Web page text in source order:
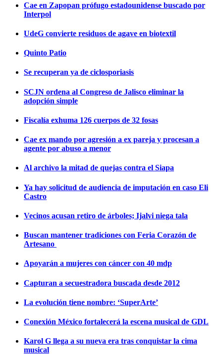
Cae en Zapopan prófugo estadounidense buscado por
Interpol
UdeG convierte residuos de agave en biotextil
Quinto Patio
Se recuperan ya de ciclosporiasis
SCJN ordena al Congreso de Jalisco eliminar la
adopción simple
Fiscalía exhuma 126 cuerpos de 32 fosas
Cae ex mando por agresión a ex pareja y procesan a
agente por abuso a menor
Al archivo la mitad de quejas contra el Siapa
Ya hay solicitud de audiencia de imputación en caso Eli
Castro
Vecinos acusan retiro de árboles; Ijalvi niega tala
Buscan mantener tradiciones con Feria Corazón de
Artesano
Apoyarán a mujeres con cáncer con 40 mdp
Capturan a secuestradora buscada desde 2012
La evolución tiene nombre: ‘SuperArte’
Conexión México fortalecerá la escena musical de GDL
Karol G llega a su nueva era tras conquistar la cima
musical